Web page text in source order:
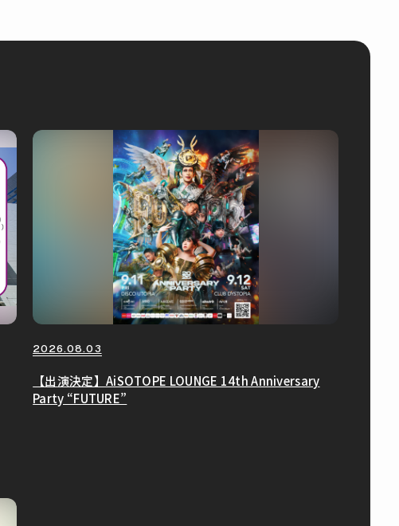
2026.08.03
【出演決定】AiSOTOPE LOUNGE 14th Anniversary
Party “FUTURE”